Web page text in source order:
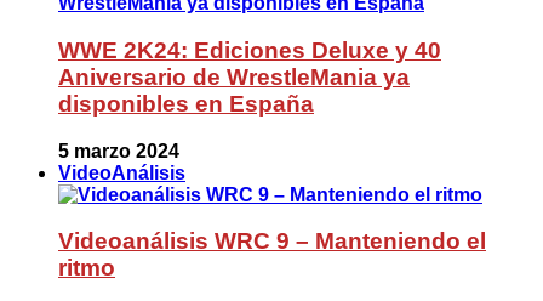
WWE 2K24: Ediciones Deluxe y 40
Aniversario de WrestleMania ya
disponibles en España
5 marzo 2024
VideoAnálisis
Videoanálisis WRC 9 – Manteniendo el
ritmo